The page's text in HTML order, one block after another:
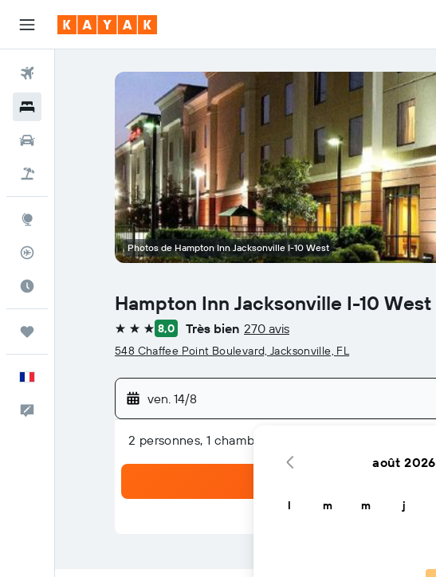
Suivi des vols
Commentaires
Hampton Inn Jacksonville I-10 West
3 étoiles8,0 Très bien 270 avis
548 Chaffee Point Boulevard, Jacksonville, FL
ven. 14/8
2 personnes, 1 chambre
Photos de Hampton Inn Jacksonville I-10 West
août 2026
l m m j